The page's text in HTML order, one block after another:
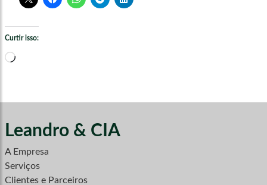
Curtir isso:
Carregando...
Leandro & CIA
A Empresa
Serviços
Clientes e Parceiros